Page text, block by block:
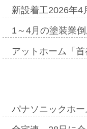
新設着工2026年
1～4月の塗装業
アットホーム「
パナソニックホ